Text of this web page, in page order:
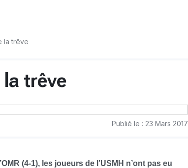
la trêve
trêve
Publié le : 23 Mars 2017
(4-1), les joueurs de l’USMH n’ont pas eu